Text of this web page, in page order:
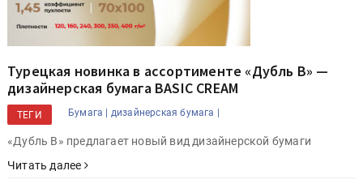
Турецкая новинка в ассортименте «Дубль В» —
дизайнерская бумага BASIC CREAM
ТЕГИ Бумага | дизайнерская бумага |
«Дубль В» предлагает новый вид дизайнерской бумаги
Читать далее